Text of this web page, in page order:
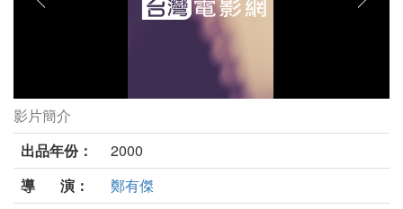
私顏劇照
影片簡介
出品年份：
2000
導 演：
鄭有傑